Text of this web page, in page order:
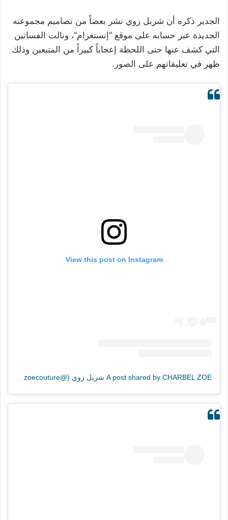
الجدير ذكره أن شربل زوي نشر بعضاً من تصاميم مجموعته
الجديدة عبر حسابه على موقع “إنستغرام”، ونالت الفساتين
التي كشف عنها حتى اللحظة إعجاباً كبيراً من المتبعين وذلك
ظهر في تعليقاتهم على الصور.
View this post on Instagram